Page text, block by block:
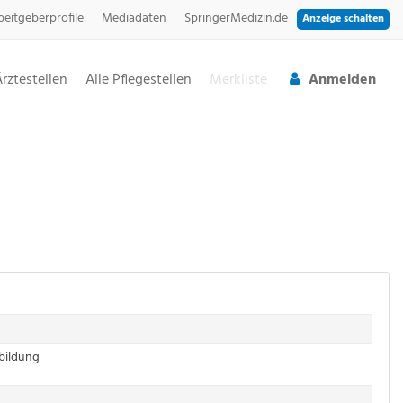
Anzeige schalten
Mediadaten SpringerMedizin.de
Anmelden
Alle Pflegestellen Merkliste